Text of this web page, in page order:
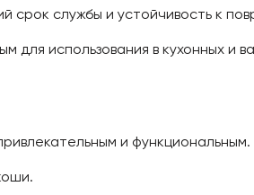
срок службы и устойчивость к
для использования в кухонных и
и функциональным.